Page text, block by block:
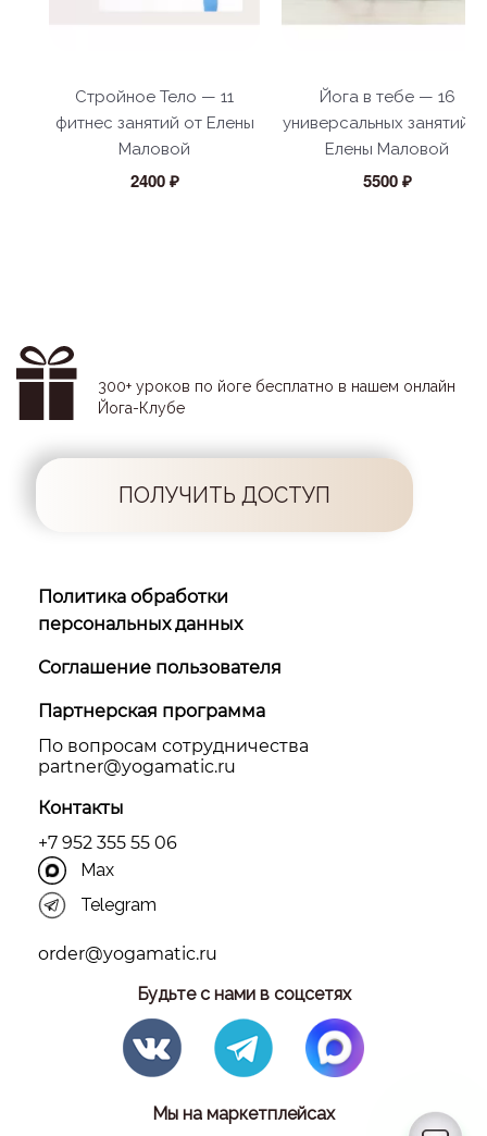
Стройное Тело — 11
фитнес занятий от Елены
Маловой
2400 ₽
Йога в тебе — 16
универсальных занятий
Елены Маловой
5500 ₽
300+ уроков по йоге бесплатно в нашем онлайн
Йога-Клубе
ПОЛУЧИТЬ ДОСТУП
Политика обработки
персональных данных
Соглашение пользователя
Партнерская программа
По вопросам сотрудничества
partner@yоgamatic.ru
Контакты
+7 952 355 55 06
Max
Telegram
order@yogamatic.ru
Будьте с нами в соцсетях
Мы на маркетплейсах